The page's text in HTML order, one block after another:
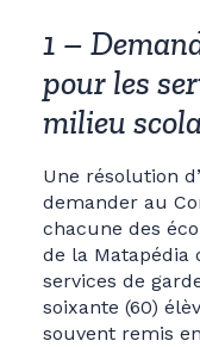
ACCUEIL
ACTUALITÉS
CONTACT
1 –
pour les
milieu
Une résolution
demander au
chacune des
de la Matapédia
services de
soixante (60)
souvent remis